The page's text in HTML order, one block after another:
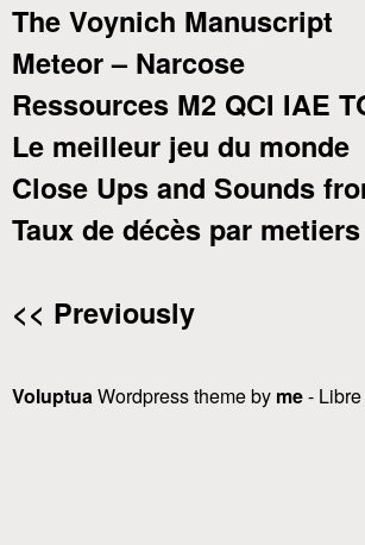
The Voynich Manuscript
Meteor – Narcose
Ressources M2 QCI IAE
Le meilleur jeu du monde
Close Ups and Sounds
Taux de décès par metiers
<< Previously
VoluptuaWordpress theme by me-